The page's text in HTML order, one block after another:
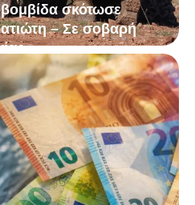
σκότωσε
– Σε σοβαρή